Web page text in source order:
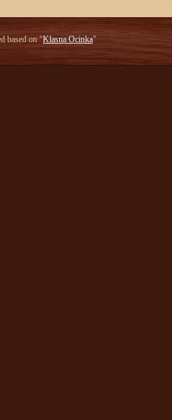
based on "Klasna Ocinka"